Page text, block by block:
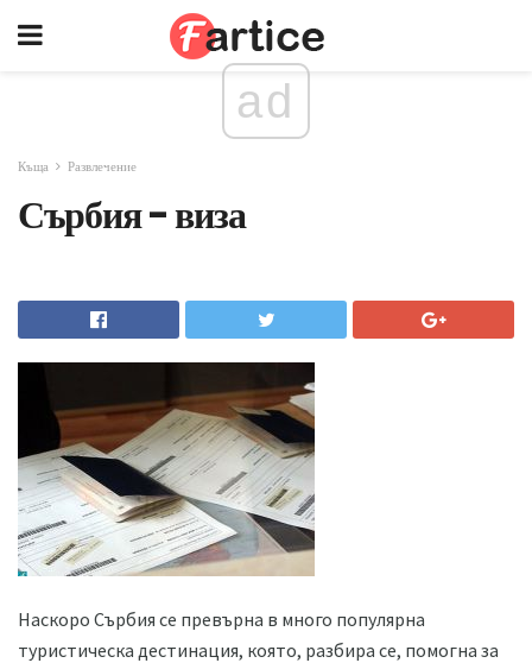
ad
Къща Развлечение
Сърбия - виза
Наскоро Сърбия се превърна в много популярна
туристическа дестинация, която, разбира се, помогна за